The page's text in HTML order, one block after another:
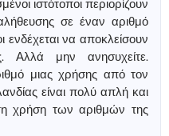
ιστότοποι περιορίζουν
σε έναν αριθμό
ενδέχεται να αποκλείσουν
Αλλά μην ανησυχείτε.
μιας χρήσης από τον
είναι πολύ απλή και
χρήση των αριθμών της